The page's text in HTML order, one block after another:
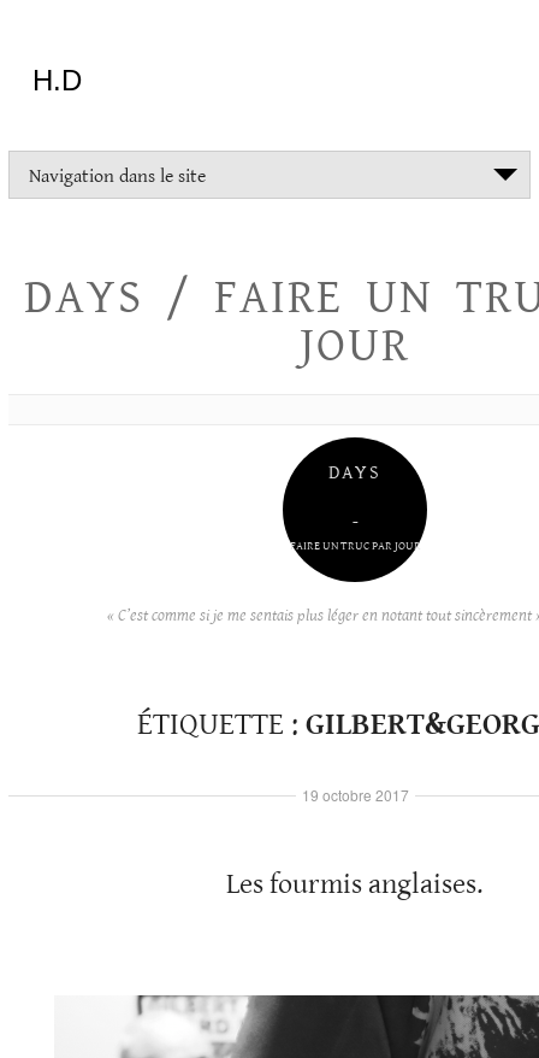
H.D
tout
essayer
Navigation dans le site
DAYS / FAIRE UN
JOUR
DAYS
–
FAIRE UN TRUC PAR JOUR
« C’est comme si je me sentais plus léger en notant tout sincèrement
ÉTIQUETTE :
Les fourmis anglaises.
19 octobre 2017